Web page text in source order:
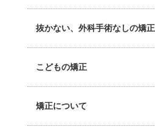
抜かない、外科手術なしの矯正
こどもの矯正
矯正について